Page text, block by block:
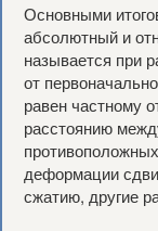
Основными
абсолютный и
называется при
от
равен частному
расстоянию
деформации
сжатию, другие